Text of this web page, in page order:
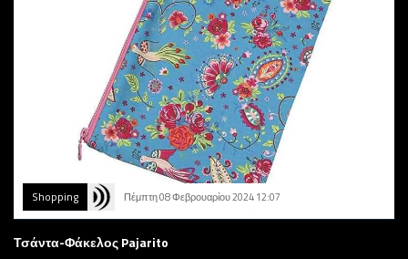
Shopping Πέμπτη 08 Φεβρουαρίου 2024 12:07
Τσάντα-Φάκελος Pajarito